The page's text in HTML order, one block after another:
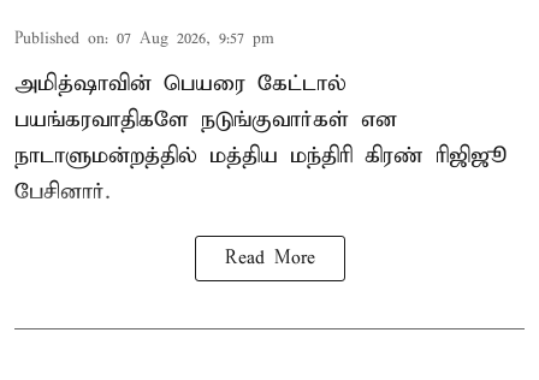
Published on: 07 Aug 2026, 9:57 pm
அமித்ஷாவின் பெயரை கேட்டால்
பயங்கரவாதிகளே நடுங்குவார்கள் என
நாடாளுமன்றத்தில் மத்திய மந்திரி கிரண் ரிஜிஜூ
பேசினார்.
Read More